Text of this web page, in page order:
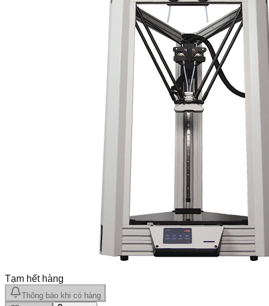
Tạm hết hàng
Thông báo khi có hàng